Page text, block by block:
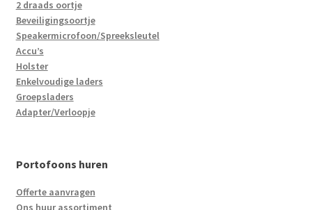
2 draads oortje
Beveiligingsoortje
Speakermicrofoon/Spreeksleutel
Accu’s
Holster
Enkelvoudige laders
Groepsladers
Adapter/Verloopje
Portofoons huren
Offerte aanvragen
Ons huur assortiment